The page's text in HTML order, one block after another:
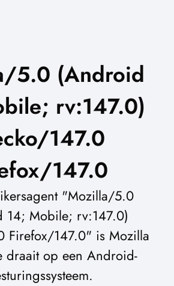
5.0 (Android
rv:147.0)
147.0
147.0
"Mozilla/5.0
14; Mobile; rv:147.0)
Firefox/147.0" is Mozilla
draait op een Android-